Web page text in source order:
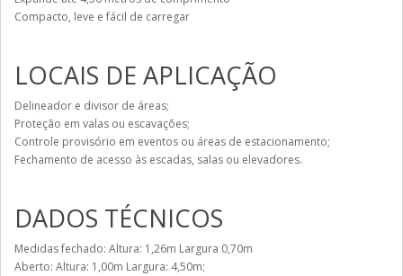
Compacto, leve e fácil de carregar
LOCAIS DE APLICAÇÃO
Delineador e divisor de áreas;
Proteção em valas ou escavações;
Controle provisório em eventos ou áreas de estacionamento;
Fechamento de acesso às escadas, salas ou elevadores.
DADOS TÉCNICOS
Medidas fechado: Altura: 1,26m Largura 0,70m
Aberto: Altura: 1,00m Largura: 4,50m;